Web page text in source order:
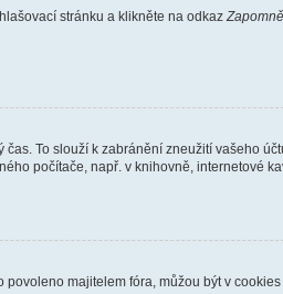
stránku a klikněte na odkaz
To slouží k zabránění zneužití vašeho
počítače, např. v knihovně, internetové
majitelem fóra, můžou být v